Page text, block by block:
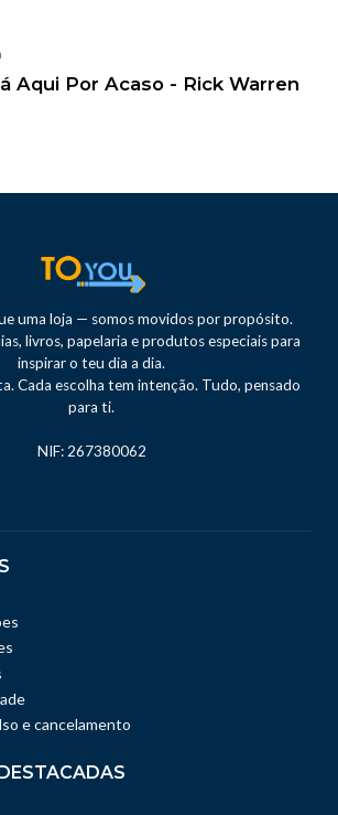
Aqui Por Acaso - Rick Warren
uma loja — somos movidos por propósito.
livros, papelaria e produtos especiais para
inspirar o teu dia a dia.
Cada escolha tem intenção. Tudo, pensado
para ti.
NIF: 267380062
e cancelamento